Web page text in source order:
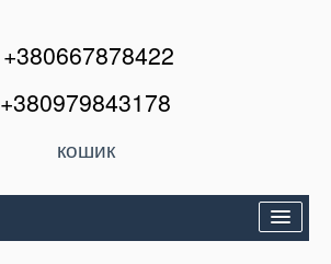
+380667878422
+380979843178
кошик